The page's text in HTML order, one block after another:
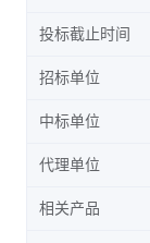
投标截止时间
招标单位
中标单位
代理单位
相关产品